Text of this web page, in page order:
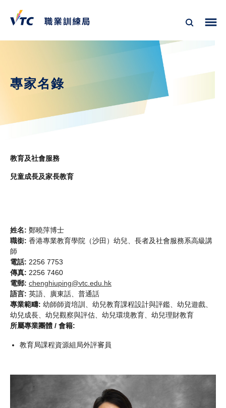
專家名錄
教育及社會服務
兒童成長及家長教育
姓名: 鄭曉萍博士
職銜: 香港專業教育學院（沙田）幼兒、長者及社會服務系高級講
師
電話: 2256 7753
傳真: 2256 7460
電郵: chenghiuping@vtc.edu.hk
語言: 英語、廣東話、普通話
專業範疇: 幼師師資培訓、幼兒教育課程設計與評鑑、幼兒遊戲、
幼兒成長、幼兒觀察與評估、幼兒環境教育、幼兒理財教育
所屬專業團體 / 會籍:
教育局課程資源組局外評審員